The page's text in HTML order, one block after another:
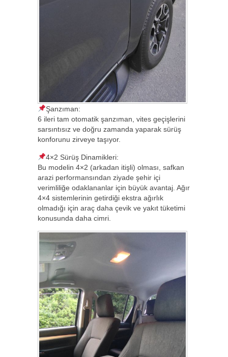
Şanzıman:
6 ileri tam otomatik şanzıman, vites geçişlerini
sarsıntısız ve doğru zamanda yaparak sürüş
konforunu zirveye taşıyor.
4×2 Sürüş Dinamikleri:
Bu modelin 4×2 (arkadan itişli) olması, safkan
arazi performansından ziyade şehir içi
verimliliğe odaklananlar için büyük avantaj. Ağır
4×4 sistemlerinin getirdiği ekstra ağırlık
olmadığı için araç daha çevik ve yakıt tüketimi
konusunda daha cimri.